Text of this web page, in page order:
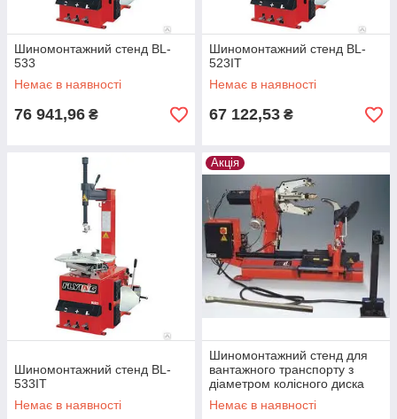
Шиномонтажний стенд BL-
533
Немає в наявності
76 941,96 ₴
Шиномонтажний стенд BL-
523IT
Немає в наявності
67 122,53 ₴
Шиномонтажний стенд BL-
533IT
Немає в наявності
Акція
Шиномонтажний стенд для
вантажного транспорту з
діаметром колісного диска
14-26"
Немає в наявності